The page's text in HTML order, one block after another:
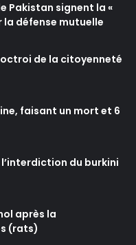
Pakistan signent la «
la défense mutuelle
de la citoyenneté
faisant un mort et 6
du burkini
après la
(rats)